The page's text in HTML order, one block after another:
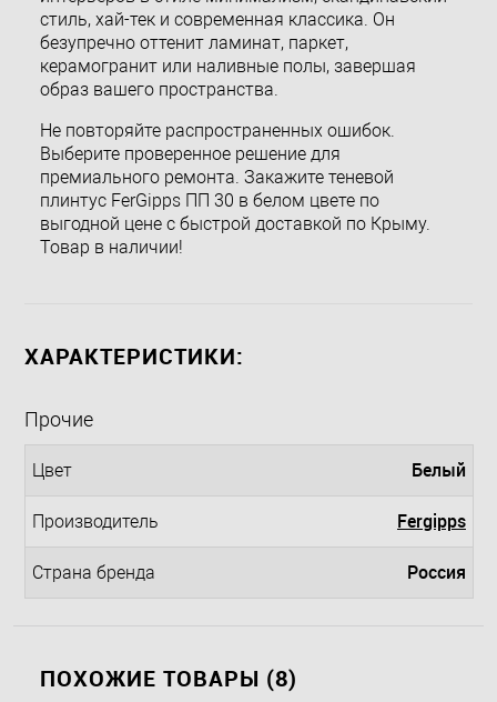
стиль, хай-тек и современная классика. Он
безупречно оттенит ламинат, паркет,
керамогранит или наливные полы, завершая
образ вашего пространства.
Не повторяйте распространенных ошибок.
Выберите проверенное решение для
премиального ремонта. Закажите теневой
плинтус FerGipps ПП 30 в белом цвете по
выгодной цене с быстрой доставкой по Крыму.
Товар в наличии!
ХАРАКТЕРИСТИКИ:
Прочие
Цвет Белый
Производитель Fergipps
Страна бренда Россия
ПОХОЖИЕ ТОВАРЫ (8)